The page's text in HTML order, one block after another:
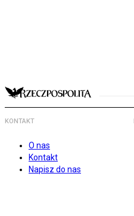
KONTAKT
O nas
Kontakt
Napisz do nas